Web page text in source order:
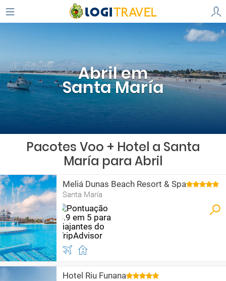
Abril em
Santa María
Pacotes Voo + Hotel a Santa
María para Abril
Meliá Dunas Beach Resort & Spa
Santa María
Hotel Riu Funana